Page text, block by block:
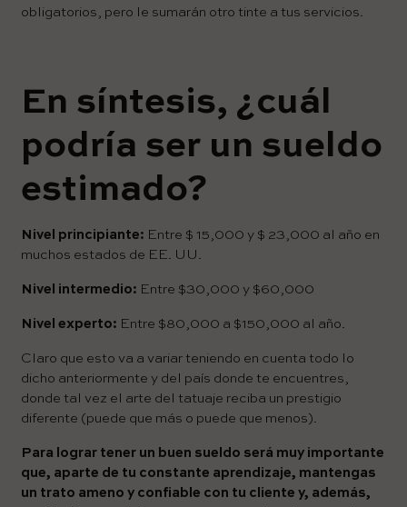
obligatorios, pero le sumarán otro tinte a tus servicios.
En síntesis, ¿cuál
podría ser un sueldo
estimado?
Nivel principiante: Entre $ 15,000 y $ 23,000 al año en
muchos estados de EE. UU.
Nivel intermedio: Entre $30,000 y $60,000
Nivel experto: Entre $80,000 a $150,000 al año.
Claro que esto va a variar teniendo en cuenta todo lo
dicho anteriormente y del país donde te encuentres,
donde tal vez el arte del tatuaje reciba un prestigio
diferente (puede que más o puede que menos).
Para lograr tener un buen sueldo será muy importante
que, aparte de tu constante aprendizaje, mantengas
un trato ameno y confiable con tu cliente y, además,